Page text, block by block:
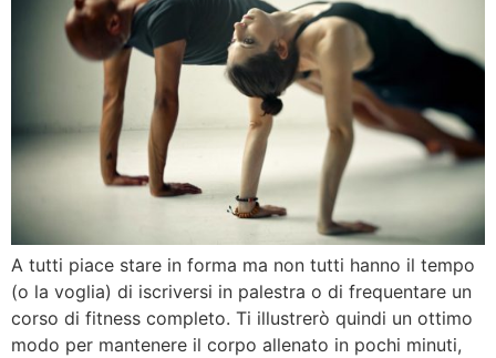
A tutti piace stare in forma ma non tutti hanno il tempo
(o la voglia) di iscriversi in palestra o di frequentare un
corso di fitness completo. Ti illustrerò quindi un ottimo
modo per mantenere il corpo allenato in pochi minuti,